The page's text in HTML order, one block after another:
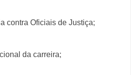
contra Oficiais de Justiça;
da carreira;